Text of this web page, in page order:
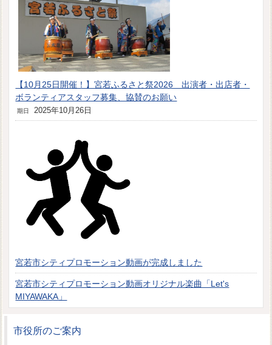
【10月25日開催！】宮若ふるさと祭2026 出演者・出店者・
ボランティアスタッフ募集、協賛のお願い
期日 2025年10月26日
宮若市シティプロモーション動画が完成しました
宮若市シティプロモーション動画オリジナル楽曲「Let's
MIYAWAKA」
市役所のご案内